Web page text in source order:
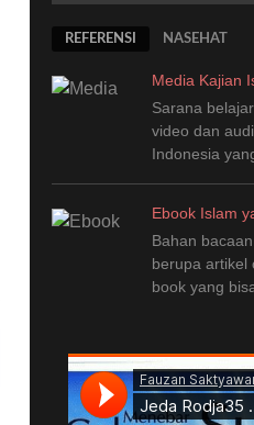
REFERENSI NASEHAT
Media Kajian
Sarana
video dan
Indonesia
Ebook Islam
Bahan
berupa artikel
book yang